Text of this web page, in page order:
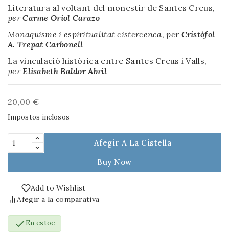
Literatura al voltant del monestir de Santes Creus,
perCarme Oriol Carazo
Monaquisme i espiritualitat cistercenca,perCristòfol
A. Trepat Carbonell
La vinculació històrica entre Santes Creus i Valls,
perElisabeth Baldor Abril
20,00 €
Impostos inclosos
Afegir A La Cistella
Buy Now
Add to Wishlist
Afegir a la comparativa
 En estoc